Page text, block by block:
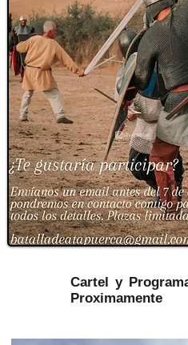
Cartel y
Proximamente